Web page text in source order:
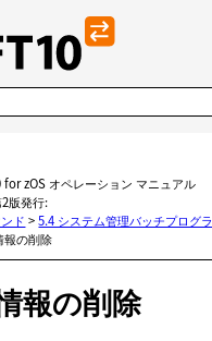
メイン コンテンツにスキップ
for zOS オペレーション マニュアル
2版発行:
ド >5.4 システム管理バッチプログラ
報の削除
報の削除